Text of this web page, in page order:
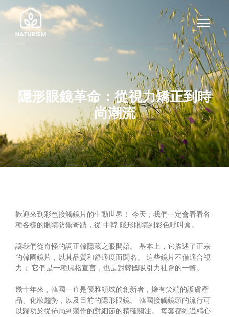
隱形眼鏡革命：從視力矯正到時
尚潮流
歡迎來到彩色接觸鏡片的生動世界！ 今天，我們一定會看看各
種各樣的眼睛防禦奇蹟，從 中韓 隱形眼睛到彩色呼叫盒。
讓我們從奇怪的詞正韓隱藏之眼開始。 基本上，它描述了正宗
的韓國鏡片，以其品質和舒適度而聞名。 這些鏡片不僅適合視
力； 它們是一種風格宣言，也是對韓國吸引力社會的一瞥。
幾十年來，韓國一直是優雅領域的創新者，擁有尖端的護膚產
品、化妝趨勢，以及目前的隱形眼鏡。 韓國接觸鏡頭的流行可
以歸功於從佈局到製作的對細節的精確關注。 每套都經過精心